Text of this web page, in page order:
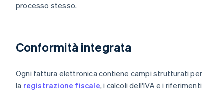
processo stesso.
Conformità integrata
Ogni fattura elettronica contiene campi strutturati per
la registrazione fiscale, i calcoli dell'IVA e i riferimenti